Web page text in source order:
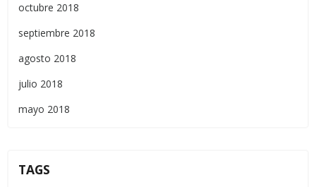
octubre 2018
septiembre 2018
agosto 2018
julio 2018
mayo 2018
TAGS